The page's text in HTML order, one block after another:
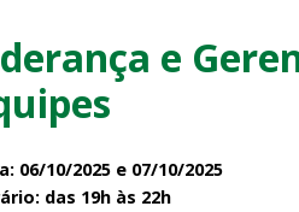
e
06/10/2025 e 07/10/2025
das 19h às 22h